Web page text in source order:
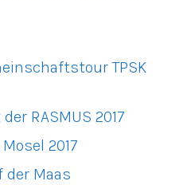
TPSK
RASMUS 2017
2017
der Maas